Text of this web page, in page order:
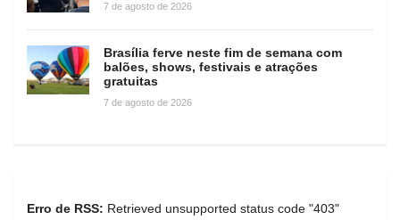
7 de agosto de 2026
Brasília ferve neste fim de semana com
balões, shows, festivais e atrações
gratuitas
7 de agosto de 2026
Erro de RSS: Retrieved unsupported status code "403"